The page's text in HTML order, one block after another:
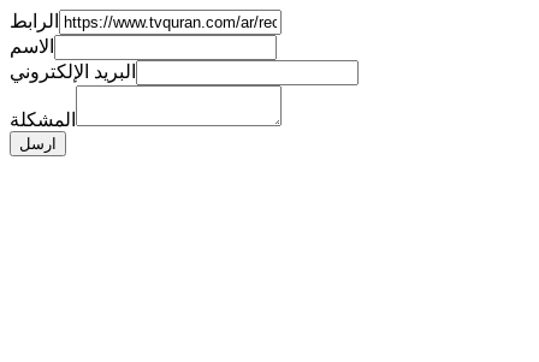
الرابط
الاسم
البريد الإلكتروني
المشكلة
ارسل